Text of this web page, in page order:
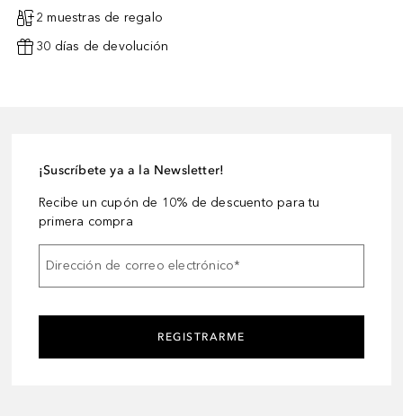
2 muestras de regalo
30 días de devolución
¡Suscríbete ya a la Newsletter!
Recibe un cupón de 10% de descuento para tu
primera compra
Dirección de correo electrónico*
REGISTRARME